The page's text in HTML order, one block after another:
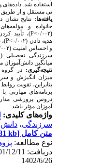
استفاده شد. داده­‌های
تی مستقل و از طریق
یافته‌­ها:نتایج نشان
خانواده و مؤلفه‌­های
P)، تأیید کردن (۰/
هدیه دادن (۰/۰۰۲>
P)،
و احساس امنیت (۰/۰۰۲>
سرزندگی تحصیلی (۰/۰۰۱>
میانگین دانش‌­آموزان
نتیجه‌­گیری:در گروه
میزان انگیزش و
بنابراین، تقویت
برنامه­‌های مهارتی
دروس پرورشی
آموزان مؤثر باشد.
واژه‌های کلیدی:
سرزندگی،
متن کامل[PDF 581 kb]
نوع مطالعه:
1402/6/26